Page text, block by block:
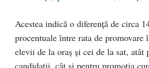
Acestea indică o diferență de circa
procentuale între rata de promovare
elevii de la oraș și cei de la sat, atât
candidații, cât și pentru promoția